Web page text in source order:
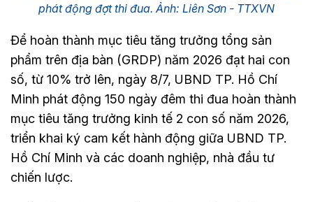
phát động đợt thi đua. Ảnh: Liên Sơn - TTXVN
Để hoàn thành mục tiêu tăng trưởng tổng sản
phẩm trên địa bàn (GRDP) năm 2026 đạt hai con
số, từ 10% trở lên, ngày 8/7, UBND TP. Hồ Chí
Minh phát động 150 ngày đêm thi đua hoàn thành
mục tiêu tăng trưởng kinh tế 2 con số năm 2026,
triển khai ký cam kết hành động giữa UBND TP.
Hồ Chí Minh và các doanh nghiệp, nhà đầu tư
chiến lược.